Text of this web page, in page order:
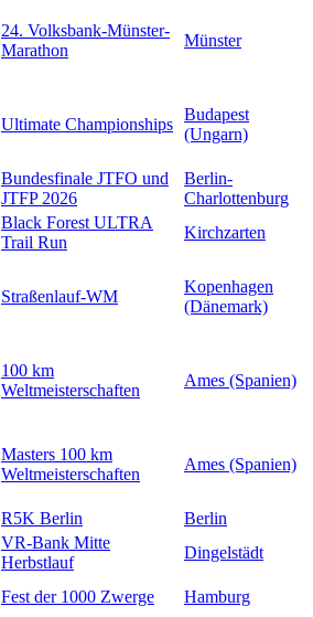
24. Volksbank-Münster-
Marathon
Münster
Ultimate Championships
Budapest
(Ungarn)
Bundesfinale JTFO und
JTFP 2026
Berlin-
Charlottenburg
Black Forest ULTRA
Trail Run
Kirchzarten
Straßenlauf-WM
Kopenhagen
(Dänemark)
100 km
Weltmeisterschaften
Ames (Spanien)
Masters 100 km
Weltmeisterschaften
Ames (Spanien)
R5K Berlin
Berlin
VR-Bank Mitte
Herbstlauf
Dingelstädt
Fest der 1000 Zwerge
Hamburg